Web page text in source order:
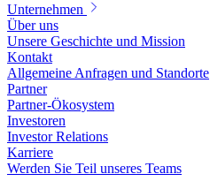
Unternehmen
Über uns
Unsere Geschichte und Mission
Kontakt
Allgemeine Anfragen und Standorte
Partner
Partner-Ökosystem
Investoren
Investor Relations
Karriere
Werden Sie Teil unseres Teams